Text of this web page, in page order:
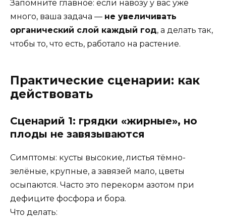
Запомните главное: если навозу у вас уже
много, ваша задача — не увеличивать
органический слой каждый год, а делать так,
чтобы то, что есть, работало на растение.
Практические сценарии: как
действовать
Сценарий 1: грядки «жирные», но
плоды не завязываются
Симптомы: кусты высокие, листья тёмно-
зелёные, крупные, а завязей мало, цветы
осыпаются. Часто это перекорм азотом при
дефиците фосфора и бора.
Что делать: